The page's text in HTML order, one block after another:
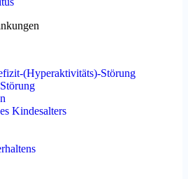
(Hyperaktivitäts)-Störung
Kindesalters